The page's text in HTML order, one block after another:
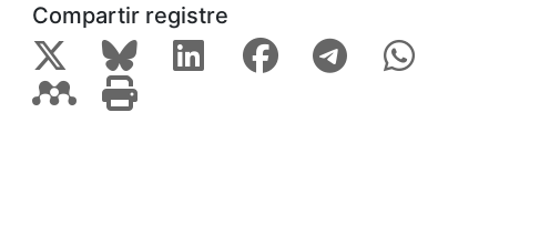
Compartir registre